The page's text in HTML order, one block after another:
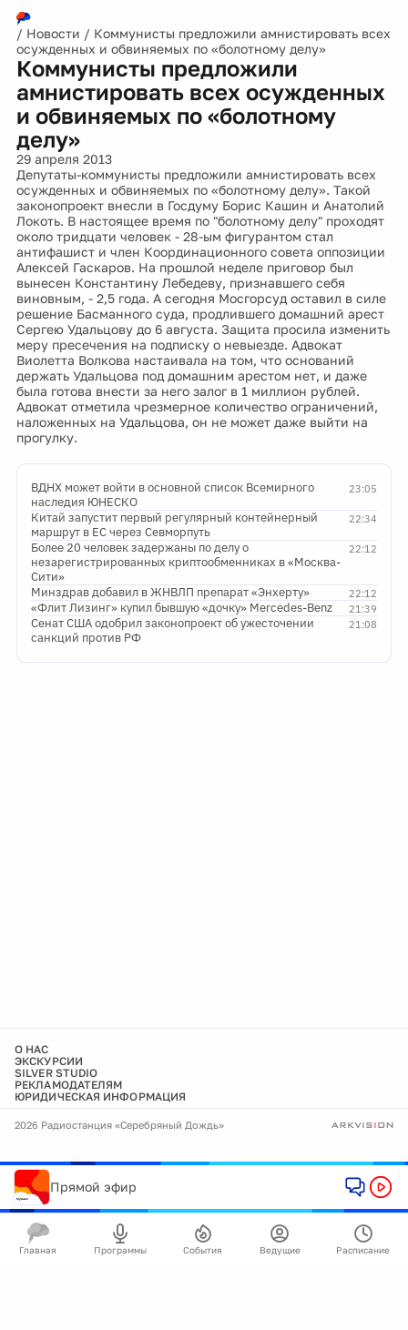
/ Новости / Коммунисты предложили амнистировать всех
осужденных и обвиняемых по «болотному делу»
Коммунисты предложили
амнистировать всех осужденных
и обвиняемых по «болотному
делу»
29 апреля 2013
Депутаты-коммунисты предложили амнистировать всех
осужденных и обвиняемых по «болотному делу». Такой
законопроект внесли в Госдуму Борис Кашин и Анатолий
Локоть. В настоящее время по "болотному делу" проходят
около тридцати человек - 28-ым фигурантом стал
антифашист и член Координационного совета оппозиции
Алексей Гаскаров. На прошлой неделе приговор был
вынесен Константину Лебедеву, признавшего себя
виновным, - 2,5 года. А сегодня Мосгорсуд оставил в силе
решение Басманного суда, продлившего домашний арест
Сергею Удальцову до 6 августа. Защита просила изменить
меру пресечения на подписку о невыезде. Адвокат
Виолетта Волкова настаивала на том, что оснований
держать Удальцова под домашним арестом нет, и даже
была готова внести за него залог в 1 миллион рублей.
Адвокат отметила чрезмерное количество ограничений,
наложенных на Удальцова, он не может даже выйти на
прогулку.
23:05
ВДНХ может войти в основной список Всемирного
наследия ЮНЕСКО
22:34
Китай запустит первый регулярный контейнерный
маршрут в ЕС через Севморпуть
22:12
Более 20 человек задержаны по делу о
незарегистрированных криптообменниках в «Москва-
Сити»
22:12
Минздрав добавил в ЖНВЛП препарат «Энхерту»
21:39
«Флит Лизинг» купил бывшую «дочку» Mercedes-Benz
21:08
Сенат США одобрил законопроект об ужесточении
санкций против РФ
О НАС
ЭКСКУРСИИ
SILVER STUDIO
РЕКЛАМОДАТЕЛЯМ
ЮРИДИЧЕСКАЯ ИНФОРМАЦИЯ
2026 Радиостанция «Серебряный Дождь»
Прямой эфир
Главная Программы События Ведущие Расписание